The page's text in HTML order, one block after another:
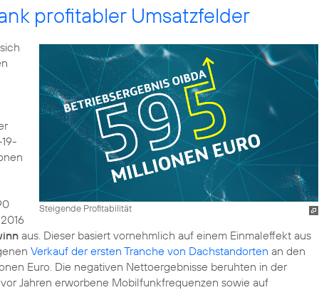
profitabler Umsatzfelder
Steigende Profitabilität
aus. Dieser basiert vornehmlich auf einem Einmaleffekt aus
Verkauf der ersten Tranche von Dachstandorten an den
Euro. Die negativen Nettoergebnisse beruhten in der
Jahren erworbene Mobilfunkfrequenzen sowie auf